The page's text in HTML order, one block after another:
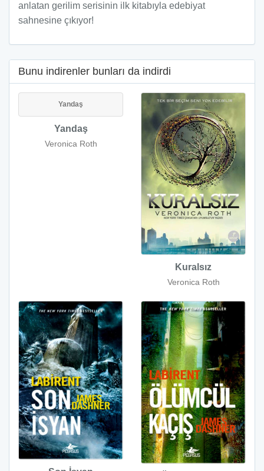
anlatan gerilim serisinin ilk kitabıyla edebiyat
sahnesine çıkıyor!
Bunu indirenler bunları da indirdi
Yandaş
Yandaş
Veronica Roth
Kuralsız
Veronica Roth